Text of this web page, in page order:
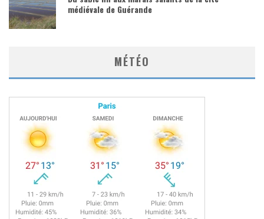
médiévale de Guérande
MÉTÉO